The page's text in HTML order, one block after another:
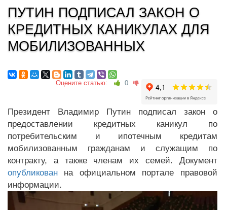
ПУТИН ПОДПИСАЛ ЗАКОН О
КРЕДИТНЫХ КАНИКУЛАХ ДЛЯ
МОБИЛИЗОВАННЫХ
Оцените статью: 0
Президент Владимир Путин подписал закон о
предоставлении кредитных каникул по
потребительским и ипотечным кредитам
мобилизованным гражданам и служащим по
контракту, а также членам их семей. Документ
опубликован на официальном портале правовой
информации.